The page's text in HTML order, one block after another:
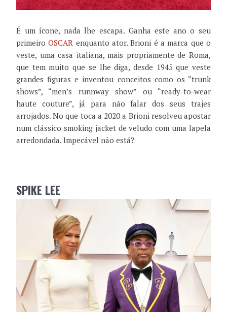
É um ícone, nada lhe escapa. Ganha este ano o seu
primeiroOSCAR enquanto ator. Brioni é a marca que o
veste, uma casa italiana, mais propriamente de Roma,
que tem muito que se lhe diga, desde 1945 que veste
grandes figuras e inventou conceitos como os “trunk
shows”, “men’s runnway show” ou “ready-to-wear
haute couture”, já para não falar dos seus trajes
arrojados. No que toca a 2020 a Brioni resolveu apostar
num clássico smoking jacket de veludo com uma lapela
arredondada. Impecável não está?
SPIKE LEE